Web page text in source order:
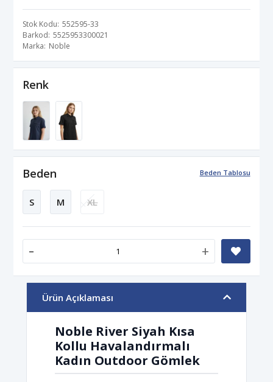
Stok Kodu 552595-33
Barkod 5525953300021
Marka Noble
Renk
Beden Tablosu
Beden
S M XL
- +
Ürün Açıklaması
Noble River Siyah Kısa
Kollu Havalandırmalı
Kadın Outdoor Gömlek